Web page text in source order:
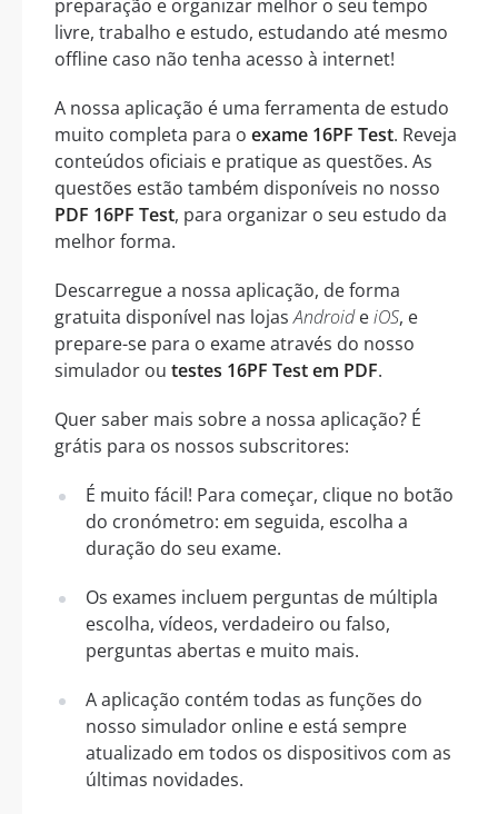
preparação e organizar melhor o seu tempo
livre, trabalho e estudo, estudando até mesmo
offline caso não tenha acesso à internet!
A nossa aplicação é uma ferramenta de estudo
muito completa para o exame 16PF Test. Reveja
conteúdos oficiais e pratique as questões. As
questões estão também disponíveis no nosso
PDF 16PF Test, para organizar o seu estudo da
melhor forma.
Descarregue a nossa aplicação, de forma
gratuita disponível nas lojasAndroideiOS, e
prepare-se para o exame através do nosso
simulador ou testes 16PF Test em PDF.
Quer saber mais sobre a nossa aplicação? É
grátis para os nossos subscritores:
É muito fácil! Para começar, clique no botão
do cronómetro: em seguida, escolha a
duração do seu exame.
Os exames incluem perguntas de múltipla
escolha, vídeos, verdadeiro ou falso,
perguntas abertas e muito mais.
A aplicação contém todas as funções do
nosso simulador online e está sempre
atualizado em todos os dispositivos com as
últimas novidades.